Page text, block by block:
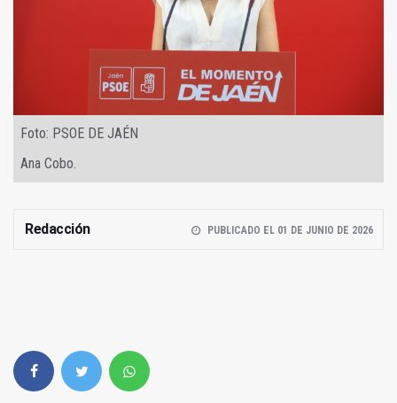
Foto: PSOE DE JAÉN
Ana Cobo.
Redacción PUBLICADO EL 01 DE JUNIO DE 2026